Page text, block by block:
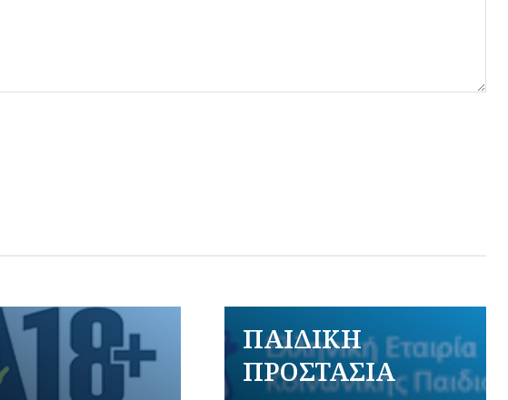
ΠΑΙΔΙΚΗ
ΠΡΟΣΤΑΣΙΑ